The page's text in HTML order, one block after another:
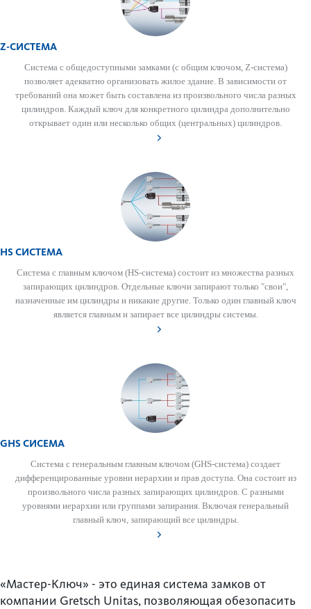
Z-СИСТЕМА
Сис­тема с общедос­тупными зам­ками (с общим ключом, Z-сис­тема)
позв­оляет адекватно органи­з­овать жилое здание. В зав­исимости от
требований она может быть сос­тав­лена из произв­ольного числа разных
цилиндров. Каждый ключ для конкретного цилиндра дополнительно
открывает один или нес­колько общих (центральных) цилиндров.
HS СИСТЕМА
Сис­тема с главным ключом (HS-сис­тема) сос­тоит из множества разных
запи­рающих цилиндров. Отдельные ключи запи­рают только "свои",
назн­аченные им цилиндры и ник­акие другие. Только один главный ключ
является главным и запирает все цилиндры сис­темы.
GHS СИСЕМА
Сис­тема с генер­альным главным ключом (GHS-сис­тема) создает
диффер­енцированные уровни иер­архии и прав дос­тупа. Она сос­тоит из
произв­ольного числа разных запи­рающих цилиндров. С разными
уровнями иер­архии или группами запирания. Включая генер­альный
главный ключ, запи­рающий все цилиндры.
«Мастер-Ключ» - это единая система замков от
компании Gretsch Unitas, позволяющая обезопасить